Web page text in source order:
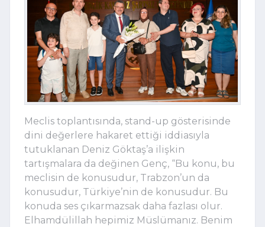
Meclis toplantısında, stand-up gösterisinde
dini değerlere hakaret ettiği iddiasıyla
tutuklanan Deniz Göktaş’a ilişkin
tartışmalara da değinen Genç, “Bu konu, bu
meclisin de konusudur, Trabzon’un da
konusudur, Türkiye’nin de konusudur. Bu
konuda ses çıkarmazsak daha fazlası olur.
Elhamdülillah hepimiz Müslümanız. Benim